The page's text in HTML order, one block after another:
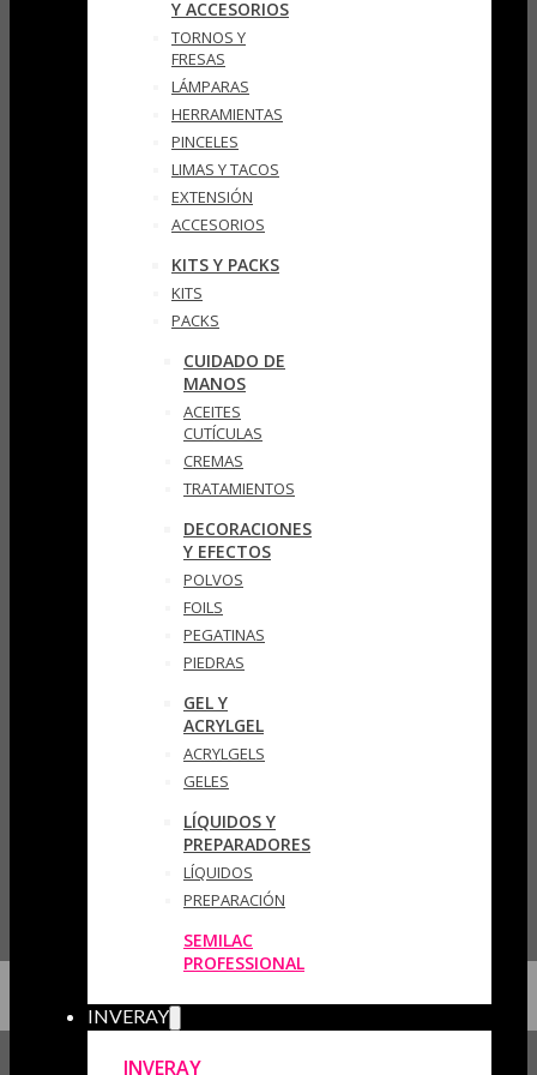
Y ACCESORIOS
TORNOS Y
FRESAS
LÁMPARAS
HERRAMIENTAS
PINCELES
LIMAS Y TACOS
EXTENSIÓN
ACCESORIOS
KITS Y PACKS
KITS
PACKS
CUIDADO DE
MANOS
ACEITES
CUTÍCULAS
CREMAS
TRATAMIENTOS
DECORACIONES
Y EFECTOS
POLVOS
FOILS
PEGATINAS
PIEDRAS
GEL Y
ACRYLGEL
ACRYLGELS
GELES
LÍQUIDOS Y
PREPARADORES
LÍQUIDOS
PREPARACIÓN
SEMILAC
PROFESSIONAL
INVERAY
INVERAY